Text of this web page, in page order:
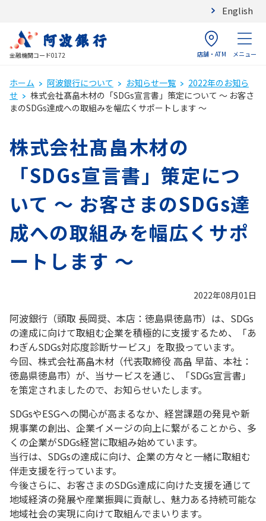
English
金融機関コード0172 店舗・ATM メニュー
ホーム 阿波銀行について お知らせ一覧
2022年のお知ら
せ
株式会社髙畠木材の「SDGs宣言書」策定について ～ お客さ
まのSDGs達成への取組みを幅広くサポートします ～
株式会社髙畠木材の
「SDGs宣言書」策定につ
いて ～ お客さまのSDGs達
成への取組みを幅広くサポ
ートします ～
2022年08月01日
阿波銀行（頭取 長岡奨、本店：徳島県徳島市）は、SDGs
の達成に向けて取組む企業を積極的に支援するため、「あ
わぎんSDGs対応度診断サービス」を取扱っています。
今回、株式会社髙畠木材（代表取締役 高畠 早苗、本社：
徳島県徳島市）が、当サービスを通じ、「SDGs宣言書」
を策定されましたので、お知らせいたします。
SDGsやESGへの関心が高まるなか、経営課題の発見や新
規事業の創出、企業イメージの向上に繋がることから、多
くの企業がSDGs経営に取組み始めています。
当行は、SDGsの達成に向け、企業の方々と一緒に取組む
伴走支援を行っています。
今後さらに、お客さまのSDGs達成に向けた支援を通じて
地域経済の発展や産業振興に貢献し、魅力ある持続可能な
地域社会の実現に向けて取組んでまいります。